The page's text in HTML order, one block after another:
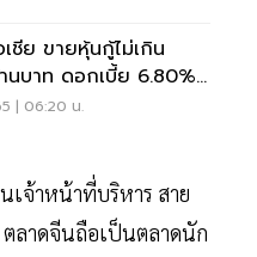
เชีย ขายหุ้นกู้ไม่เกิน
บาท ดอกเบี้ย 6.80%
| 06:20 น.
เจ้าหน้าที่บริหาร สาย
ตลาดจีนถือเป็นตลาดนัก